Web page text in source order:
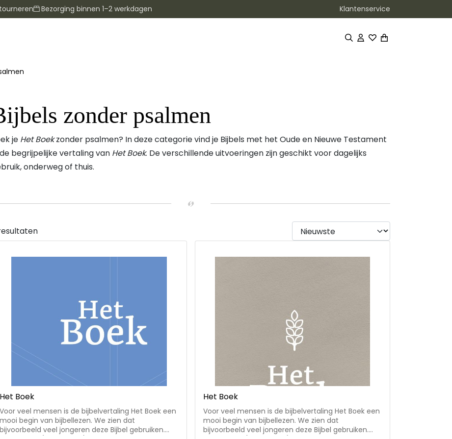
Bezorging binnen 1–2 werkdagen Klantenservice
zonder psalmen
je Het Boekzonder psalmen? In deze categorie vind je Bijbels met het Oude en Nieuwe Testament
begrijpelijke vertaling van Het Boek. De verschillende uitvoeringen zijn geschikt voor dagelijks
onderweg of thuis.
Het Boek
Voor veel mensen is de bijbelvertaling Het Boek een
mooi begin van bijbellezen. We zien dat
bijvoorbeeld veel jongeren deze Bijbel gebruiken.
Het Boek
Voor veel mensen is de bijbelvertaling Het Boek een
mooi begin van bijbellezen. We zien dat
bijvoorbeeld veel jongeren deze Bijbel gebruiken.